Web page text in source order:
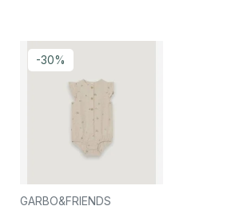
-30%
GARBO&FRIENDS